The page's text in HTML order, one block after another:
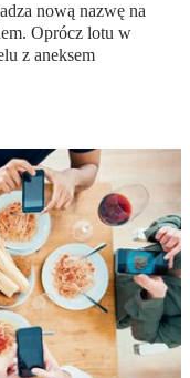
nową nazwę na
Oprócz lotu w
z aneksem